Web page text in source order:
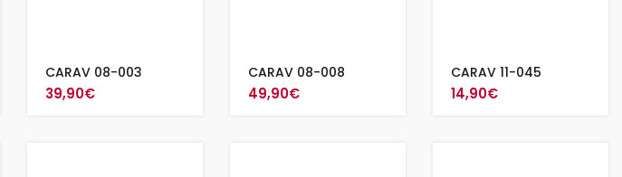
CARAV 08-003
39,90€
CARAV 08-008
49,90€
CARAV 11-045
14,90€